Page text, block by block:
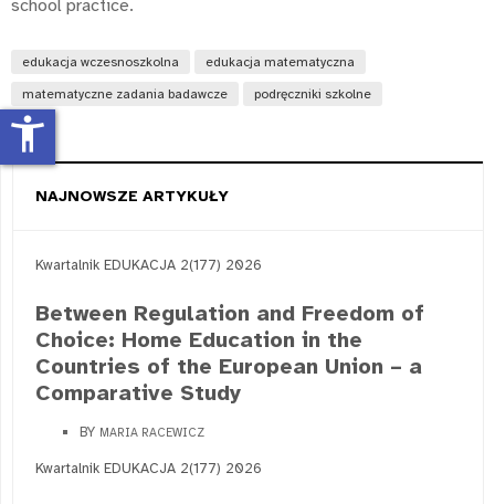
school practice.
edukacja wczesnoszkolna edukacja matematyczna
matematyczne zadania badawcze podręczniki szkolne
NAJNOWSZE ARTYKUŁY
Kwartalnik EDUKACJA 2(177) 2026
Between Regulation and Freedom of
Choice: Home Education in the
Countries of the European Union – a
Comparative Study
BY MARIA RACEWICZ
Kwartalnik EDUKACJA 2(177) 2026
accessibility_new